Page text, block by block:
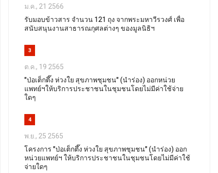
ม.ค., 21 2566
รับมอบข้าวสาร จำนวน 121 ถุง จากพระมหาวีรวงศ์ เพื่อ
สนับสนุนงานสาธารณกุศลต่างๆ ของมูลนิธิฯ
3
ต.ค., 19 2565
"ป่อเต็กตึ๊ง ห่วงใย สุขภาพชุมชน" (นำร่อง) ออกหน่วย
แพทย์ฯ​ให้บริการประชาชนในชุมชนโดยไม่มีค่าใช้จ่าย
ใดๆ
4
พ.ย., 25 2565
โครงการ "ป่อเต็กตึ๊ง ห่วงใย สุขภาพชุมชน" (นำร่อง) ออก
หน่วยแพทย์ฯ​ ให้บริการประชาชนในชุมชนโดยไม่มีค่าใช้
จ่ายใดๆ